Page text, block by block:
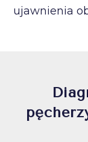
ujawnienia